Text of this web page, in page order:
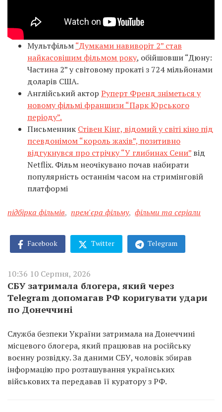
Мультфільм“Думками навиворіт 2” став
найкасовішим фільмом року, обійшовши “Дюну:
Частина 2” у світовому прокаті з 724 мільйонами
доларів США.
Англійський актор Руперт Френд зніметься у
новому фільмі франшизи “Парк Юрського
періоду”.
Письменник Стівен Кінг, відомий у світі кіно під
псевдонімом “король жахів”, позитивно
відгукнувся про стрічку “У глибинах Сени” від
Netflix. Фільм неочікувано почав набирати
популярність останнім часом на стримінговій
платформі
підбірка фільмів, прем'єра фільму, фільми та серіали
Facebook Twitter Telegram
10:36 10 Серпня, 2026
СБУ затримала блогера, який через
Telegram допомагав РФ коригувати удари
по Донеччині
Служба безпеки України затримала на Донеччині
місцевого блогера, який працював на російську
воєнну розвідку. За даними СБУ, чоловік збирав
інформацію про розташування українських
військових та передавав її куратору з РФ.